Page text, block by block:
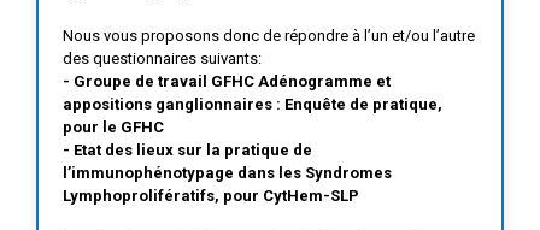
Nous vous proposons donc de répondre à l’un et/ou l’autre
des questionnaires suivants:
- Groupe de travail GFHC Adénogramme et
appositions ganglionnaires : Enquête de pratique,
pour le GFHC
- Etat des lieux sur la pratique de
l’immunophénotypage dans les Syndromes
Lymphoprolifératifs, pour CytHem-SLP